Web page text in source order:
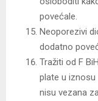
povećale.
Neoporezivi
dodatno
Tražiti od F
plate u iznosu
nisu vezana